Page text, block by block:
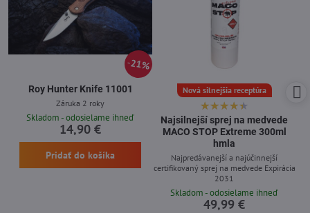
21%
Roy Hunter Knife 11001
Záruka 2 roky
Skladom - odosielame ihneď
14,90 €
Pridať do košíka
Nová silnejšia receptúra
Najsilnejší sprej na medvede
MACO STOP Extreme 300ml
hmla
Najpredávanejší a najúčinnejší
certifikovaný sprej na medvede Expirácia
2031
Skladom - odosielame ihneď
49,99 €